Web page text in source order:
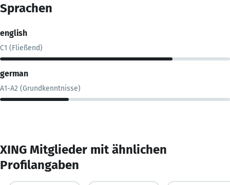
Sprachen
english
C1 (Fließend)
german
A1-A2 (Grundkenntnisse)
XING Mitglieder mit ähnlichen
Profilangaben